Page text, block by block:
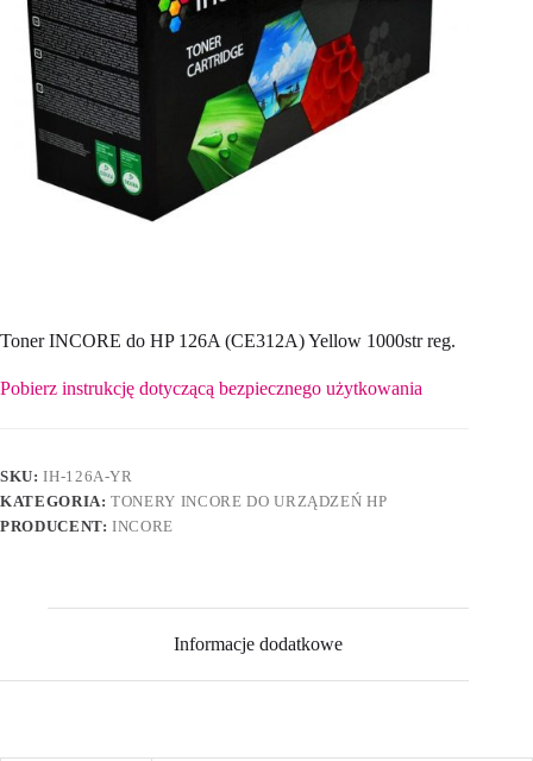
Toner INCORE do HP 126A (CE312A) Yellow 1000str reg.
Pobierz instrukcję dotyczącą bezpiecznego użytkowania
SKU:IH-126A-YR
KATEGORIA:TONERY INCORE DO URZĄDZEŃ HP
PRODUCENT:INCORE
Informacje dodatkowe